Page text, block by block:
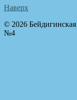
Наверх
© 2026 Бейдигинская
№4